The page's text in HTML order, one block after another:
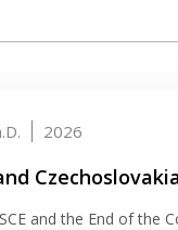
desired page.
2026
and the End of the